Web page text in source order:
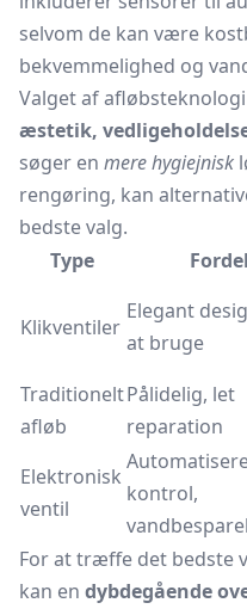
selvom de kan være
bekvemmelighed og
Valget af
æstetik,
søger en mere hygiejnisk
rengøring, kan
bedste valg.
Type
Klikventiler
Elegant
at bruge
Traditionelt
afløb
Pålidelig, let
reparation
Elektronisk
ventil
kontrol,
For at træffe det bedste
kan en dybdegående